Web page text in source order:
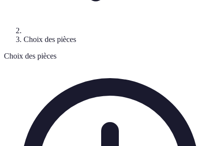
Choix des pièces
Choix des pièces